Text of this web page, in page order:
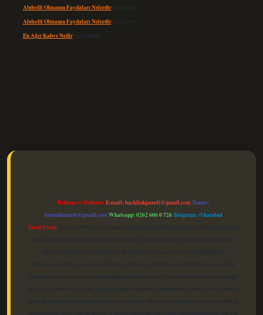
Abdestli Olmanın Faydaları Nelerdiriçin admin
Abdestli Olmanın Faydaları Nelerdiriçin Alper
En Ağır Kahve Nediriçin admin
Reklam ve İletişim:E-mail:backlinkpaneli@gmail.comTeams:
forumhizmeti@gmail.comWhatsapp: 0262 606 0 726Telegram: @karabul
Yasal Uyarı: